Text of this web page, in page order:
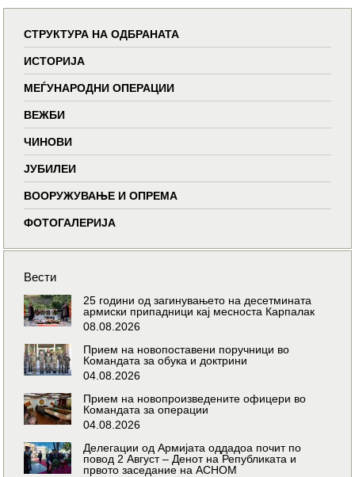
СТРУКТУРА НА ОДБРАНАТА
ИСТОРИЈА
МЕЃУНАРОДНИ ОПЕРАЦИИ
ВЕЖБИ
ЧИНОВИ
ЈУБИЛЕИ
ВООРУЖУВАЊЕ И ОПРЕМА
ФОТОГАЛЕРИЈА
Вести
25 години од загинувањето на десетмината
армиски припадници кај месноста Карпалак
08.08.2026
Прием на новопоставени поручници во
Командата за обука и доктрини
04.08.2026
Прием на новопроизведените офицери во
Командата за операции
04.08.2026
Делегации од Армијата оддадоа почит по
повод 2 Август – Денот на Републиката и
првото заседание на АСНОМ